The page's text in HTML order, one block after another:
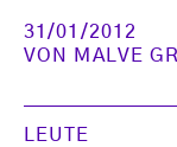
31/01/2012
VON MALVE
LEUTE